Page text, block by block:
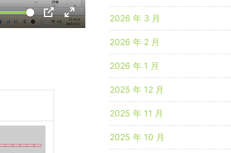
P
E
2026 年 3 月
2026 年 2 月
2026 年 1 月
2025 年 12 月
2025 年 11 月
2025 年 10 月